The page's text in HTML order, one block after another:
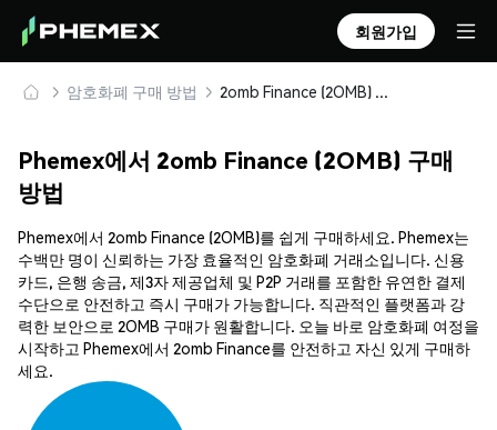
회원가입
암호화폐 구매 방법 2omb Finance (2OMB) 안전하게 구매 및 보관
Phemex에서 2omb Finance (2OMB) 구매
방법
Phemex에서 2omb Finance (2OMB)를 쉽게 구매하세요. Phemex는
수백만 명이 신뢰하는 가장 효율적인 암호화폐 거래소입니다. 신용
카드, 은행 송금, 제3자 제공업체 및 P2P 거래를 포함한 유연한 결제
수단으로 안전하고 즉시 구매가 가능합니다. 직관적인 플랫폼과 강
력한 보안으로 2OMB 구매가 원활합니다. 오늘 바로 암호화폐 여정을
시작하고 Phemex에서 2omb Finance를 안전하고 자신 있게 구매하
세요.